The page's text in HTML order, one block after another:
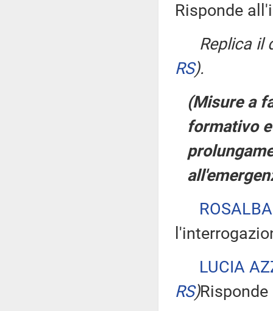
Risponde
Replica il
RS).
(Misure a
formativo
LUCIA
RS)